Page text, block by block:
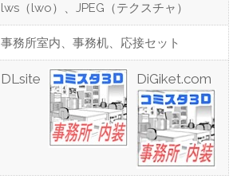
lws（lwo）、JPEG（テクスチャ）
事務所室内、事務机、応接セット
DLsite DiGiket.com